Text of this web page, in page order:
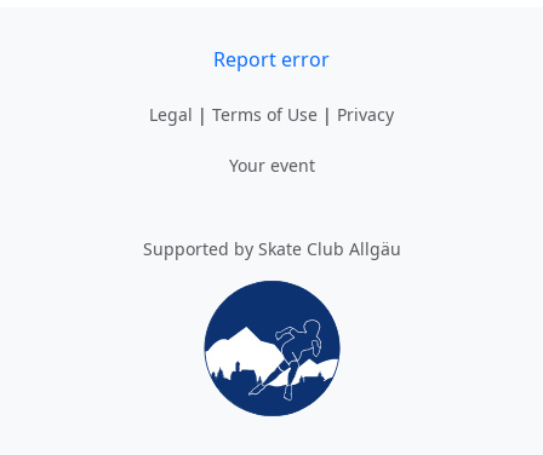
Report error
Legal | Terms of Use | Privacy
Your event
Supported by Skate Club Allgäu